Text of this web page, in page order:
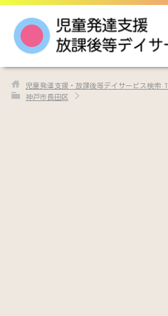
児童発達支援・放課後等デイサービス検索
神戸市長田区